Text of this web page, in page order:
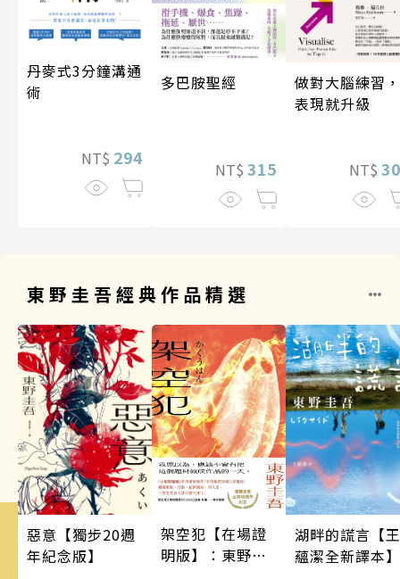
丹麥式3分鐘溝通
術
NT$ 294
多巴胺聖經
NT$ 315
做對大腦練習，
表現就升級
NT$
東野圭吾經典作品精選
惡意【獨步20週
年紀念版】
架空犯【在場證
明版】：東野圭
湖畔的謊言【王
蘊潔全新譯本】